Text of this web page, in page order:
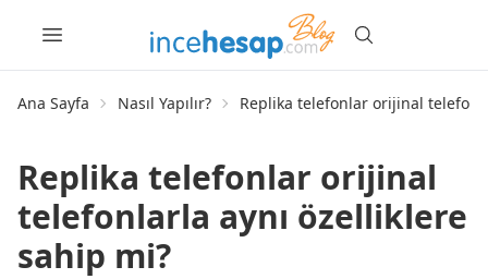
Ana Sayfa Nasıl Yapılır? Replika telefonlar orijinal
Replika telefonlar orijinal
telefonlarla aynı özelliklere
sahip mi?